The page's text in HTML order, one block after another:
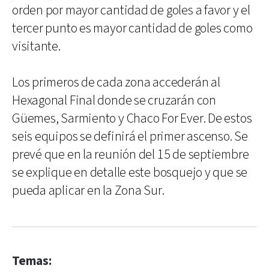
orden por mayor cantidad de goles a favor y el
tercer punto es mayor cantidad de goles como
visitante.
Los primeros de cada zona accederán al
Hexagonal Final donde se cruzarán con
Güemes, Sarmiento y Chaco For Ever. De estos
seis equipos se definirá el primer ascenso. Se
prevé que en la reunión del 15 de septiembre
se explique en detalle este bosquejo y que se
pueda aplicar en la Zona Sur.
Temas: